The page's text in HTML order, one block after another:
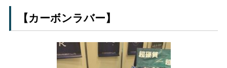
【カーボンラバー】